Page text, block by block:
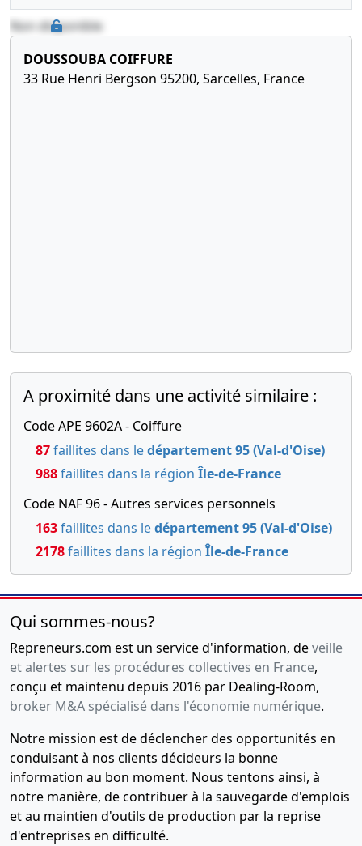
Non disponible
DOUSSOUBA COIFFURE
33 Rue Henri Bergson 95200, Sarcelles, France
A proximité dans une activité similaire :
Code APE 9602A - Coiffure
87faillites dans ledépartement 95 (Val-d'Oise)
988faillites dans la région Île-de-France
Code NAF 96 - Autres services personnels
163faillites dans ledépartement 95 (Val-d'Oise)
2178faillites dans la région Île-de-France
Qui sommes-nous?
Repreneurs.com est un service d'information, deveille
et alertes sur les procédures collectives en France,
conçu et maintenu depuis 2016 par Dealing-Room,
broker M&A spécialisé dans l'économie numérique.
Notre mission est de déclencher des opportunités en
conduisant à nos clients décideurs la bonne
information au bon moment. Nous tentons ainsi, à
notre manière, de contribuer à la sauvegarde d'emplois
et au maintien d'outils de production par la reprise
d'entreprises en difficulté.